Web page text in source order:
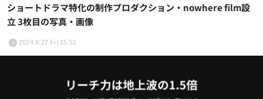
ショートドラマ特化の制作プロダクション・nowhere film設
立 3枚目の写真・画像
2024.9.27 Fri 15:51